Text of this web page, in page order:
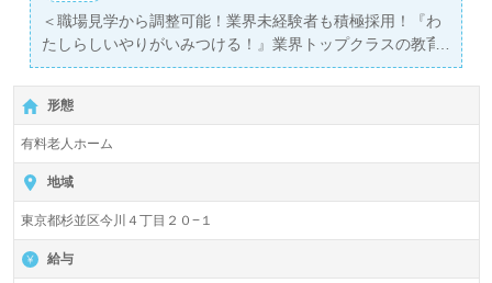
＜職場見学から調整可能！業界未経験者も積極採用！『わ
たしらしいやりがいみつける！』業界トップクラスの教育
研修プログラム！ベネッセグループ！＞◎介護職/正社員募
集◎【月給310,000円～340,000円/賞与2回】＊初任者研修
以上有資格者向け求人＊『荻窪駅』徒歩21分。
入居者数51名（45室）『グランダ西荻窪』株式会社会社ベ
ネッセスタイルケアBenesse Style Care Co.,Ltd. （本社：
東京都西新宿） 様の運営です。従業員18,200人以上、26
年の実績、全国に350拠点以上の有料老人ホーム、教育/学
童領域で事業展開されています。業界トップクラスの施設
形態
有料老人ホーム
地域
東京都杉並区今川４丁目２０−１
給与